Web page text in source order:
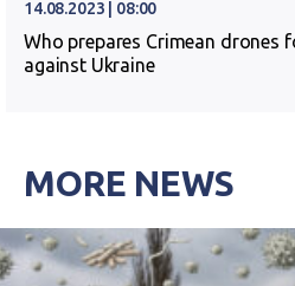
14.08.2023 | 08:00
Who prepares Crimean drones
against Ukraine
MORE NEWS